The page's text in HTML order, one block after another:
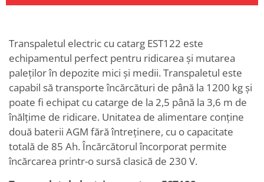
Transpaletul electric cu catarg EST122 este
echipamentul perfect pentru ridicarea și mutarea
paleților în depozite mici și medii. Transpaletul este
capabil să transporte încărcături de până la 1200 kg și
poate fi echipat cu catarge de la 2,5 până la 3,6 m de
înălțime de ridicare. Unitatea de alimentare conține
două baterii AGM fără întreținere, cu o capacitate
totală de 85 Ah. Încărcătorul încorporat permite
încărcarea printr-o sursă clasică de 230 V.